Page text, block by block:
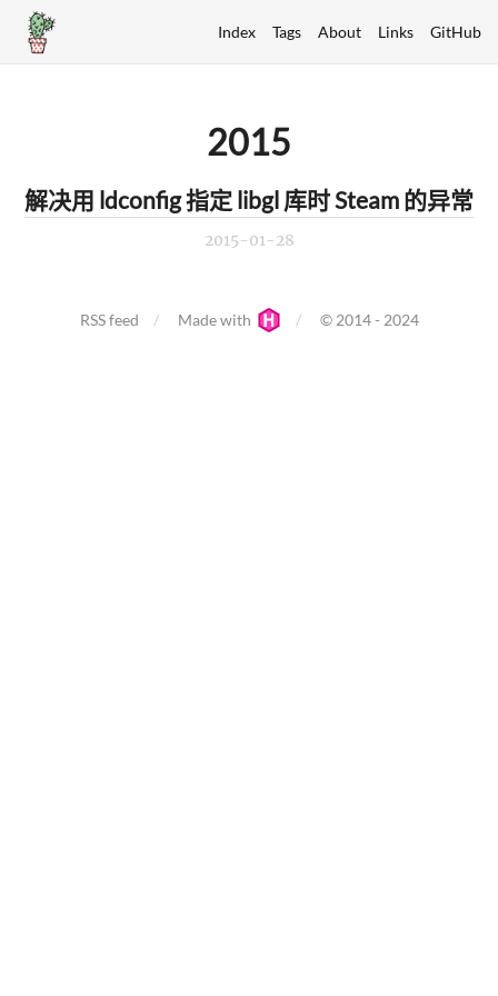
Index Tags About Links GitHub
2015
解决用 ldconfig 指定 libgl 库时 Steam 的异常
2015-01-28
RSS feed Made with © 2014 - 2024